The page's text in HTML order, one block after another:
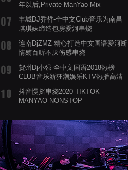
年以后,Private ManYao Mix
丰城DJ乔哲-全中文Club音乐为南昌
琪琪妹缔造包房爱河串烧
连南DjZMZ-精心打造中文国语爱河断
情殇百听不厌伤感串烧
贺州Dj小强-全中文国语2018热榜
CLUB音乐新狂潮娱乐KTV热播高清
抖音慢摇串烧2020 TIKTOK
MANYAO NONSTOP
蝉爸爸妈妈爱存在夏天的风是想你的
声音啊